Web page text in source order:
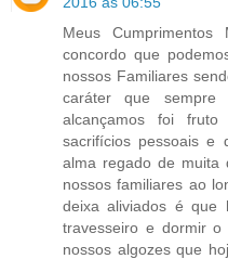
Meus
concordo que
nossos Familiares
caráter que
alcançamos foi
sacrifícios pessoais e
alma regado de muita
nossos familiares ao
deixa aliviados é que
travesseiro e dormir
nossos algozes que